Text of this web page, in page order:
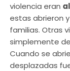
violencia eran
estas abrieron
familias. Otras
simplemente
Cuando se
desplazadas